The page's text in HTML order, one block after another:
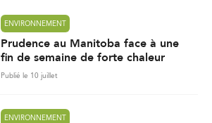
ENVIRONNEMENT
Prudence au Manitoba face à une
fin de semaine de forte chaleur
Publié le 10 juillet
ENVIRONNEMENT